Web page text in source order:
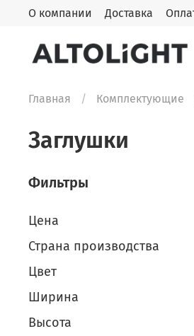
О компании Доставка
Главная Комплектующие
Заглушки
Фильтры
Цена
Страна производства
Цвет
Ширина
Высота